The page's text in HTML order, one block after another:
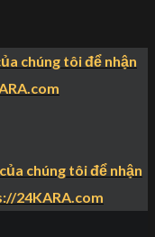
chúng tôi để nhận
chúng tôi để nhận
24KARA.com